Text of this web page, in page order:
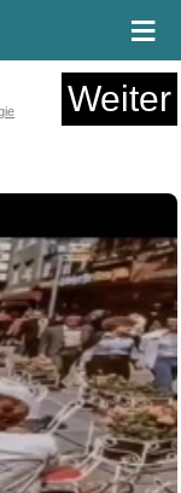
≡
Weiter